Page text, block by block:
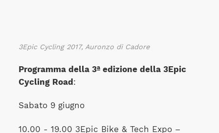
3Epic Cycling 2017, Auronzo di Cadore
Programma della 3ª edizione della 3Epic
Cycling Road :
Sabato 9 giugno
10.00 - 19.00 3Epic Bike & Tech Expo –